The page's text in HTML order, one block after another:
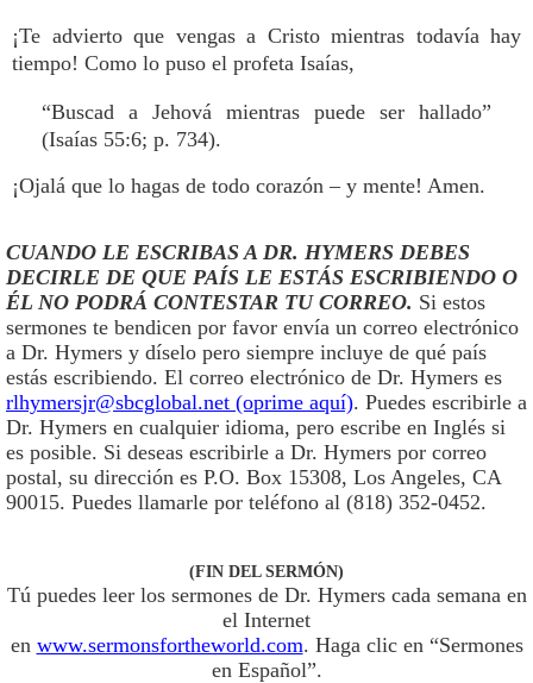
¡Te advierto que vengas a Cristo mientras todavía hay
tiempo! Como lo puso el profeta Isaías,
“Buscad a Jehová mientras puede ser hallado”
(Isaías 55:6; p. 734).
¡Ojalá que lo hagas de todo corazón – y mente! Amen.
CUANDO LE ESCRIBAS A DR. HYMERS DEBES
DECIRLE DE QUE PAÍS LE ESTÁS ESCRIBIENDO O
ÉL NO PODRÁ CONTESTAR TU CORREO. Si estos
sermones te bendicen por favor envía un correo electrónico
a Dr. Hymers y díselo pero siempre incluye de qué país
estás escribiendo. El correo electrónico de Dr. Hymers es
rlhymersjr@sbcglobal.net (oprime aquí). Puedes escribirle a
Dr. Hymers en cualquier idioma, pero escribe en Inglés si
es posible. Si deseas escribirle a Dr. Hymers por correo
postal, su dirección es P.O. Box 15308, Los Angeles, CA
90015. Puedes llamarle por teléfono al (818) 352-0452.
(FIN DEL SERMÓN)
Tú puedes leer los sermones de Dr. Hymers cada semana en
el Internet
en www.sermonsfortheworld.com. Haga clic en “Sermones
en Español”.